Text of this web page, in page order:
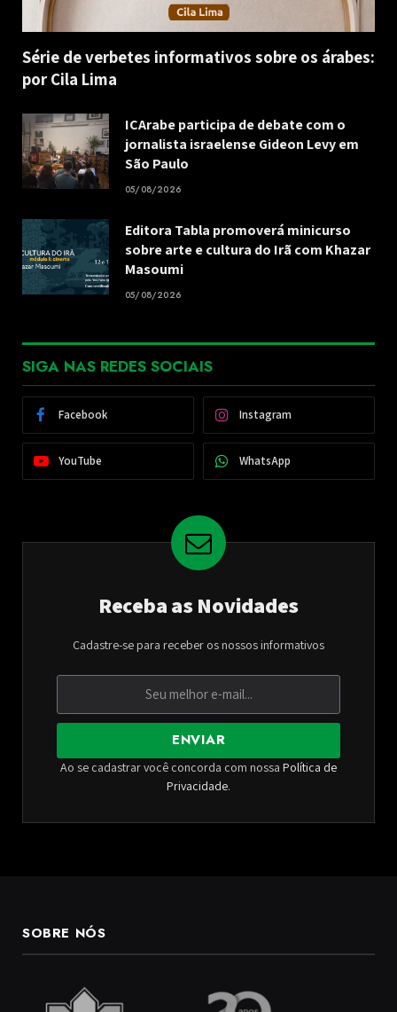
Série de verbetes informativos sobre os árabes:
por Cila Lima
ICArabe participa de debate com o
jornalista israelense Gideon Levy em
São Paulo
05/08/2026
Editora Tabla promoverá minicurso
sobre arte e cultura do Irã com Khazar
Masoumi
05/08/2026
SIGA NAS REDES SOCIAIS
Facebook Instagram
YouTube WhatsApp
Receba as Novidades
Cadastre-se para receber os nossos informativos
ENVIAR
Ao se cadastrar você concorda com nossa Política de
Privacidade.
SOBRE NÓS